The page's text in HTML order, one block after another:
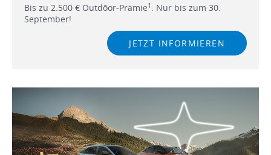
Bis zu 2.500 € Outdōor-Prämie1 . Nur bis zum 30.
September!
JETZT INFORMIEREN